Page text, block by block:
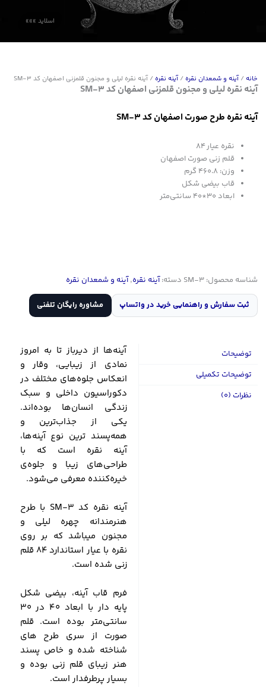
خانه /آینه و شمعدان نقره /آینه نقره / آینه نقره لیلی و مجنون قلمزنی اصفهان کد SM-3
آینه نقره لیلی و مجنون قلمزنی اصفهان کد SM-3
آینه نقره طرح صورت اصفهان کد SM-3
نقره عیار 84
قلم زنی صورت اصفهان
وزن: 460.8 گرم
قاب بیضی شکل
ابعاد 30*40 سانتی‌متر
شناسه محصول: SM-3 دسته:آینه نقره,آینه و شمعدان نقره
ثبت سفارش و راهنمایی خرید در واتساپ مشاوره رایگان تلفنی
توضیحات
توضیحات تکمیلی
نظرات (0)
آینه‌ها از دیرباز تا به امروز
نمادی از زیبایی، وقار و
انعکاس جلوه‌های مختلف در
دکوراسیون داخلی و سبک
زندگی انسان‌ها بوده‌اند.
یکی از جذاب‌ترین و
همه‌پسند ترین نوع آینه‌ها،
آینه نقره‌ است که با
طراحی‌های زیبا و جلوه‌ی
خیره‌کننده‌ معرفی می‌شود.
آینه نقره کد SM-3 با طرح
هنرمندانه چهره لیلی و
مجنون میباشد که بر روی
نقره با عیار استاندارد 84 قلم
زنی شده است.
فرم قاب آینه، بیضی شکل
پایه دار با ابعاد 40 در 30
سانتی‌متر بوده است. قلم
صورت از سری طرح های
شناخته شده و خاص پسند
هنر زیبای قلم زنی بوده و
بسیار پرطرفدار است.